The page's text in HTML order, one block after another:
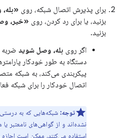
برای پذیرش اتصال شبکه، روی
بزنید، یا برای رد کردن، روی «خیر،
بزنید.
اگر روی بله، وصل شوید ضربه
دستگاه به طور خودکار
پیکربندی می‌کند، به شبکه
اتصال خودکار را برای شبکه
توجه: شبکه‌هایی که به
نشده‌اند و از گواهی‌های نامعتبر
استفاده می‌کنند، ممکن است